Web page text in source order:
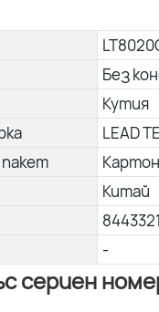
Без
Кутия
LEAD
Картон
Китай
-
сериен